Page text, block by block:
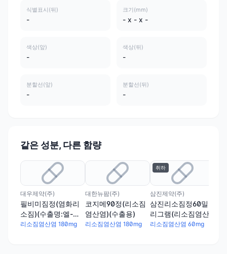
식별표시(뒤)
-
크기(mm)
- x - x -
색상(앞)
-
색상(뒤)
-
분할선(앞)
-
분할선(뒤)
-
같은 성분, 다른 함량
대우제약(주)
필비미짐정(염화리
소짐)(수출명:엘-짐
텝정,원소짐정,키알
리소짐염산염 180mg
대한뉴팜(주)
코지메90정(리소짐
염산염)(수출용)
리소짐염산염 180mg
취하
삼진제약(주)
삼진리소짐정60밀
리그램(리소짐염산
염)(수출용)
리소짐염산염 60mg